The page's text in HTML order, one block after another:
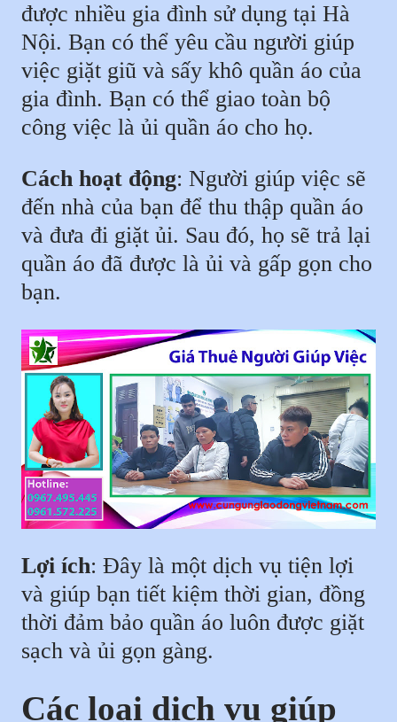
được nhiều gia đình sử dụng tại Hà
Nội. Bạn có thể yêu cầu người giúp
việc giặt giũ và sấy khô quần áo của
gia đình. Bạn có thể giao toàn bộ
công việc là ủi quần áo cho họ.
Cách hoạt động: Người giúp việc sẽ
đến nhà của bạn để thu thập quần áo
và đưa đi giặt ủi. Sau đó, họ sẽ trả lại
quần áo đã được là ủi và gấp gọn cho
bạn.
Lợi ích: Đây là một dịch vụ tiện lợi
và giúp bạn tiết kiệm thời gian, đồng
thời đảm bảo quần áo luôn được giặt
sạch và ủi gọn gàng.
Các loại dịch vụ giúp